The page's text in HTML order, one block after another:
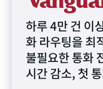
하루 4만 건 이
화 라우팅을
불필요한 통화
시간 감소, 첫